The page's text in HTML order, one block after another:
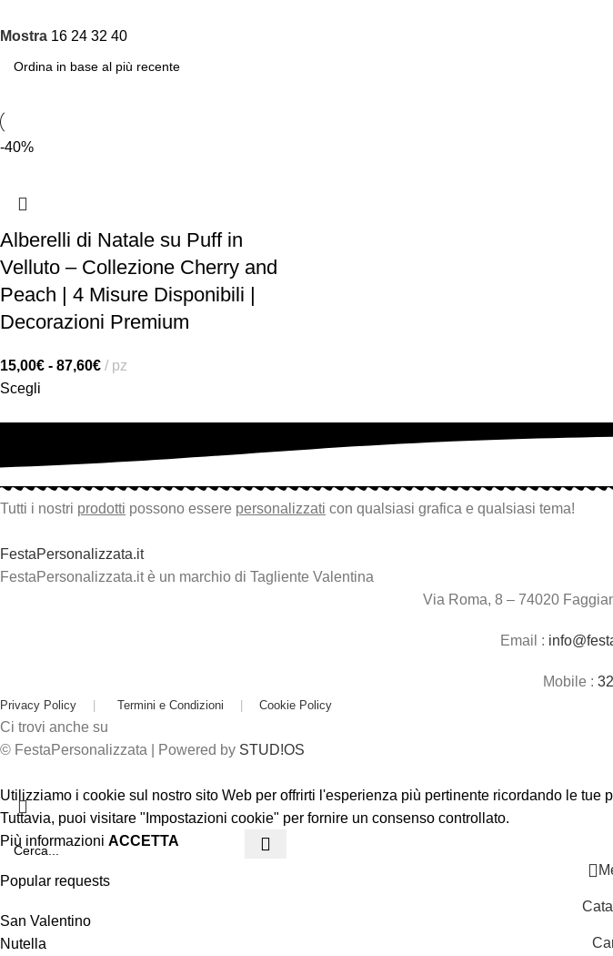
Mostra 16 24 32 40
-40%
Alberelli di Natale su Puff in
Velluto – Collezione Cherry and
Peach | 4 Misure Disponibili |
Decorazioni Premium
15,00€ - 87,60€
pz
Scegli
Tutti i nostri prodotti possono essere personalizzati con qualsiasi grafica e qualsiasi tema!
FestaPersonalizzata.it
FestaPersonalizzata.it è un marchio di Tagliente Valentina
Via Roma, 8 – 74020
Email :
Mobile :
Privacy Policy | Termini e Condizioni | Cookie Policy
Ci trovi anche su
© FestaPersonalizzata | Powered by STUD!OS
Popular requests
San Valentino
Nutella
Utilizziamo i cookie sul nostro sito Web per offrirti l'esperienza più pertinente ricordando le
Tuttavia, puoi visitare "Impostazioni cookie" per fornire un consenso controllato.
Più informazioni ACCETTA